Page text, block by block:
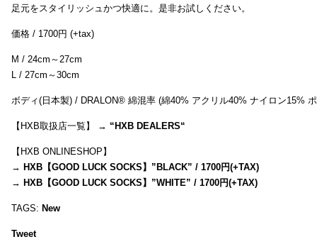
足元をスタイリッシュかつ快適に。是非お試しください。
価格 / 1700円 (+tax)
M / 24cm～27cm
L / 27cm～30cm
ボディ(日本製) / DRALON® 綿混率 (綿40% アクリル40% ナイロン15%
【HXB取扱店一覧】 → “HXB DEALERS“
【HXB ONLINESHOP】
→ HXB【GOOD LUCK SOCKS】”BLACK” / 1700円(+TAX)
→ HXB【GOOD LUCK SOCKS】”WHITE” / 1700円(+TAX)
TAGS: New
Tweet